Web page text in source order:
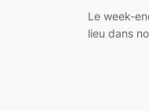
Le week-
lieu dans